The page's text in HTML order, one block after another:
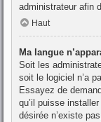
administrateur afin
Haut
Ma langue
Soit les
soit le logiciel n’a
Essayez de
qu’il puisse
désirée n’existe